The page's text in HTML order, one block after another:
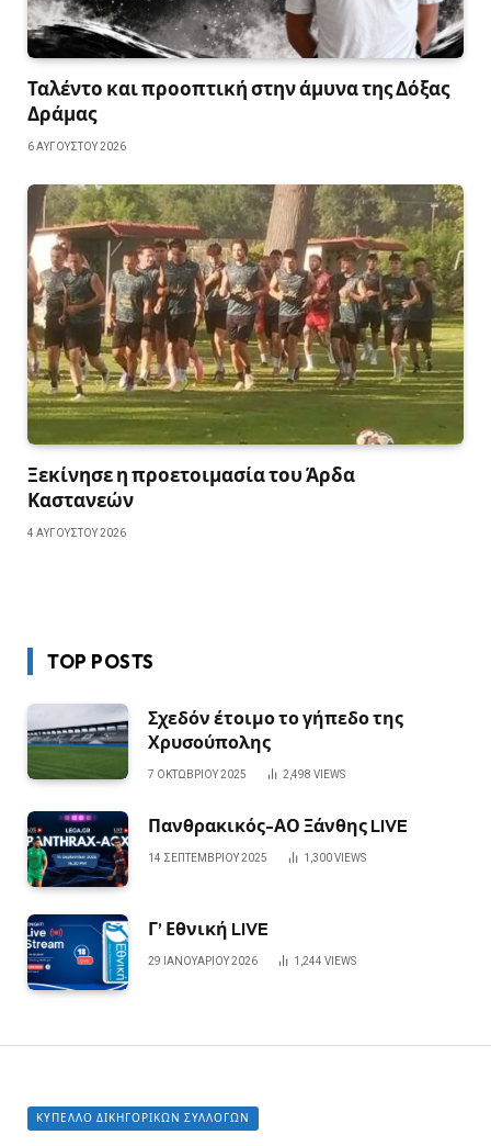
Ταλέντο και προοπτική στην άμυνα της Δόξας
Δράμας
6 ΑΥΓΟΎΣΤΟΥ 2026
Ξεκίνησε η προετοιμασία του Άρδα
Καστανεών
4 ΑΥΓΟΎΣΤΟΥ 2026
TOP POSTS
Σχεδόν έτοιμο το γήπεδο της
Χρυσούπολης
7 ΟΚΤΩΒΡΊΟΥ 2025 2,498 VIEWS
Πανθρακικός-ΑΟ Ξάνθης LIVE
14 ΣΕΠΤΕΜΒΡΊΟΥ 2025 1,300VIEWS
Γ’ Εθνική LIVE
29 ΙΑΝΟΥΑΡΊΟΥ 2026 1,244 VIEWS
ΚΎΠΕΛΛΟ ΔΙΚΗΓΟΡΙΚΏΝ ΣΥΛΛΌΓΩΝ